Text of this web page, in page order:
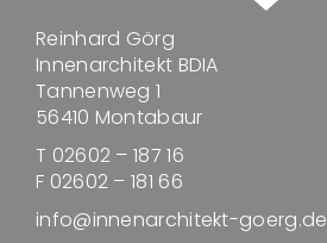
Reinhard Görg
Innenarchitekt BDIA
Tannenweg 1
56410 Montabaur
T 02602 – 187 16
F 02602 – 181 66
info@innenarchitekt-goerg.de